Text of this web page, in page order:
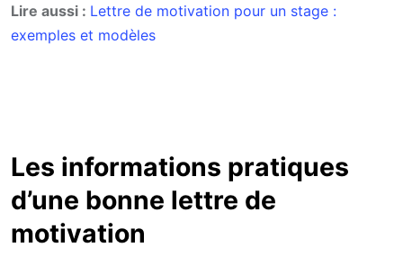
Lire aussi : Lettre de motivation pour un stage :
exemples et modèles
Les informations pratiques
d’une bonne lettre de
motivation